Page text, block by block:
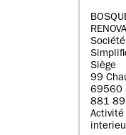
99
69560
881